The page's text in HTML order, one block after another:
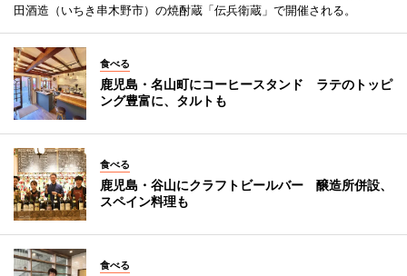
田酒造（いちき串木野市）の焼酎蔵「伝兵衛蔵」で開催される。
食べる
鹿児島・名山町にコーヒースタンド ラテのトッピ
ング豊富に、タルトも
食べる
鹿児島・谷山にクラフトビールバー 醸造所併設、
スペイン料理も
食べる